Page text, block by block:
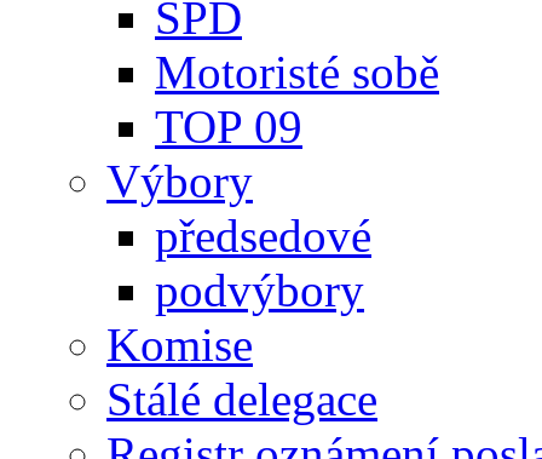
SPD
Motoristé sobě
TOP 09
Výbory
předsedové
podvýbory
Komise
Stálé delegace